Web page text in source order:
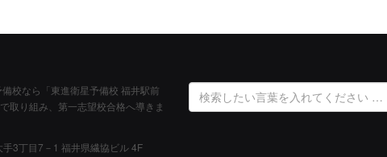
校なら「東進衛星予備校 福井駅前
取り組み、第一志望校合格へ導きま
3丁目7－1 福井県繊協ビル 4F
検